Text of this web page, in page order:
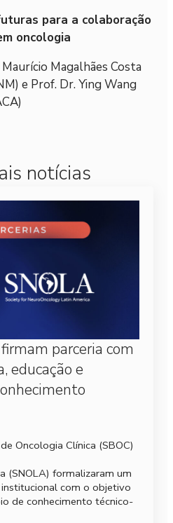
para a colaboração
oncologia
Magalhães Costa
e Prof. Dr. Ying Wang
notícias
parceria com
educação e
Oncologia Clínica (SBOC)
(SNOLA) formalizaram um
com o objetivo
de conhecimento técnico-